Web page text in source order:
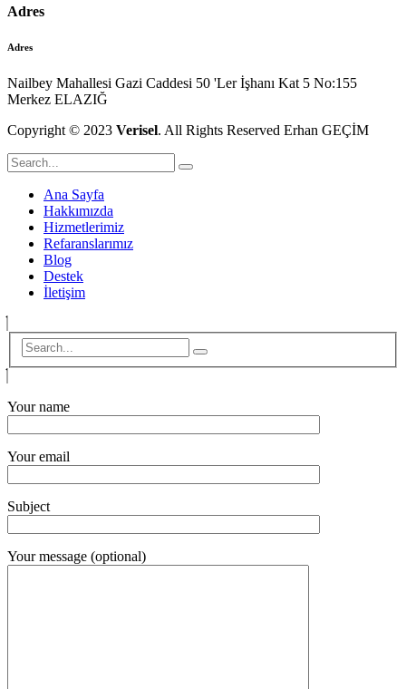
Adres
Adres
Nailbey Mahallesi Gazi Caddesi 50 'Ler İşhanı Kat 5 No:155
Merkez ELAZIĞ
Copyright © 2023 Verisel. All Rights Reserved Erhan GEÇİM
Ana Sayfa
Hakkımızda
Hizmetlerimiz
Refaranslarımız
Blog
Destek
İletişim
Your name
Your email
Subject
Your message (optional)